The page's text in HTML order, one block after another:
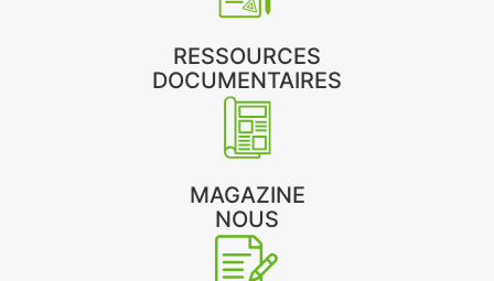
RESSOURCES
DOCUMENTAIRES
MAGAZINE
NOUS